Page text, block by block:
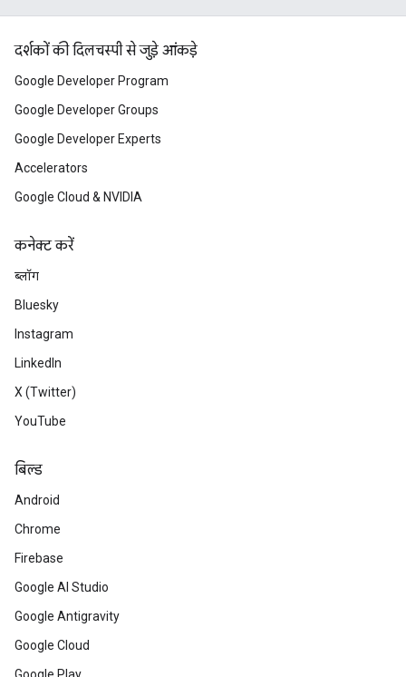
दर्शकों की दिलचस्पी से जुड़े आंकड़े
Google Developer Program
Google Developer Groups
Google Developer Experts
Accelerators
Google Cloud & NVIDIA
कनेक्ट करें
ब्लॉग
Bluesky
Instagram
LinkedIn
X (Twitter)
YouTube
बिल्ड
Android
Chrome
Firebase
Google AI Studio
Google Antigravity
Google Cloud